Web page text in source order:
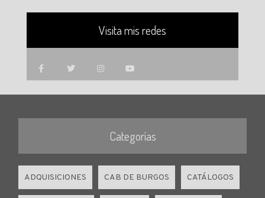
Visita mis redes
Categorías
ADQUISICIONES CAB DE BURGOS CATÁLOGOS